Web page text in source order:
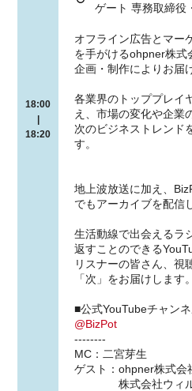
18:00
18:20
ゲート 専務取締役
オフライン広告とマー
を手がけるohpner株式
企画・制作によりお届
各業界のトッププレイ
え、市場の変化や企業
次のビジネストレンド
す。
地上波放送に加え、
でもアーカイブを配信
生活動線で出会えるラ
返すことのできる
リスナーの皆さん、視
「次」をお届けします。
■公式YouTubeチャン
@BizPot
--------
MC：二宮芽生
ゲスト：ohpner株式
株式会社ウィル